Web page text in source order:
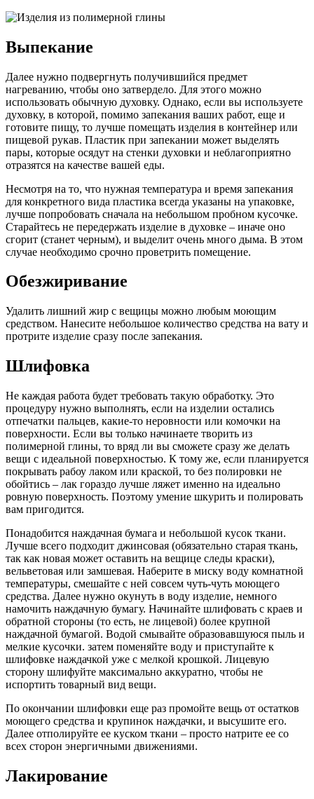
Выпекание
Далее нужно подвергнуть получившийся предмет
нагреванию, чтобы оно затвердело. Для этого можно
использовать обычную духовку. Однако, если вы используете
духовку, в которой, помимо запекания ваших работ, еще и
готовите пищу, то лучше помещать изделия в контейнер или
пищевой рукав. Пластик при запекании может выделять
пары, которые осядут на стенки духовки и неблагоприятно
отразятся на качестве вашей еды.
Несмотря на то, что нужная температура и время запекания
для конкретного вида пластика всегда указаны на упаковке,
лучше попробовать сначала на небольшом пробном кусочке.
Старайтесь не передержать изделие в духовке – иначе оно
сгорит (станет черным), и выделит очень много дыма. В этом
случае необходимо срочно проветрить помещение.
Обезжиривание
Удалить лишний жир с вещицы можно любым моющим
средством. Нанесите небольшое количество средства на вату и
протрите изделие сразу после запекания.
Шлифовка
Не каждая работа будет требовать такую обработку. Это
процедуру нужно выполнять, если на изделии остались
отпечатки пальцев, какие-то неровности или комочки на
поверхности. Если вы только начинаете творить из
полимерной глины, то вряд ли вы сможете сразу же делать
вещи с идеальной поверхностью. К тому же, если планируется
покрывать рабоу лаком или краской, то без полировки не
обойтись – лак гораздо лучше ляжет именно на идеально
ровную поверхность. Поэтому умение шкурить и полировать
вам пригодится.
Понадобится наждачная бумага и небольшой кусок ткани.
Лучше всего подходит джинсовая (обязательно старая ткань,
так как новая может оставить на вещице следы краски),
вельветовая или замшевая. Наберите в миску воду комнатной
температуры, смешайте с ней совсем чуть-чуть моющего
средства. Далее нужно окунуть в воду изделие, немного
намочить наждачную бумагу. Начинайте шлифовать с краев и
обратной стороны (то есть, не лицевой) более крупной
наждачной бумагой. Водой смывайте образовавшуюся пыль и
мелкие кусочки. затем поменяйте воду и приступайте к
шлифовке наждачкой уже с мелкой крошкой. Лицевую
сторону шлифуйте максимально аккуратно, чтобы не
испортить товарный вид вещи.
По окончании шлифовки еще раз промойте вещь от остатков
моющего средства и крупинок наждачки, и высушите его.
Далее отполируйте ее куском ткани – просто натрите ее со
всех сторон энергичными движениями.
Лакирование